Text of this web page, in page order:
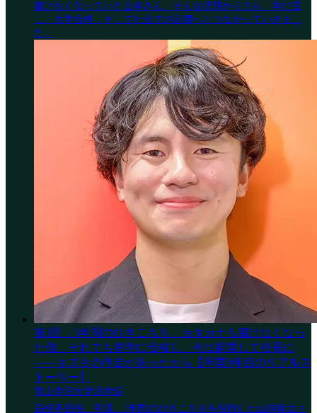
書けなくなっていた山本さん。そんな状態からでも、学び直
し、大学合格、そして社会での活躍へとつながっていきまし
た。
第3回：5年間のひきこもり、カタカナも書けなくなっ
た僕。それでも青学に合格し、今は起業して社長に
——キズキの伴走があったから【卒業9年目のリアルス
トーリー】
青山学院大学法学部
高校不登校、中退、5年間のひきこもりを経験した山本幹太さ